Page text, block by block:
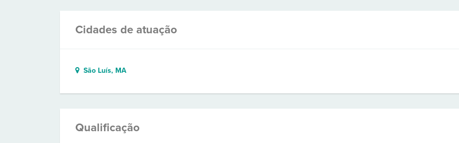
Cidades de atuação
São Luís, MA
Qualificação